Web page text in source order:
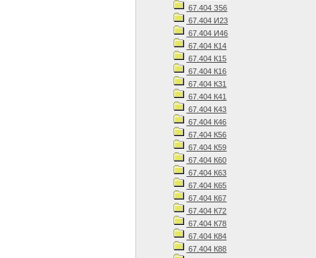
67.404 З56
67.404 И23
67.404 И46
67.404 К14
67.404 К15
67.404 К16
67.404 К31
67.404 К41
67.404 К43
67.404 К46
67.404 К56
67.404 К59
67.404 К60
67.404 К63
67.404 К65
67.404 К67
67.404 К72
67.404 К78
67.404 К84
67.404 К88